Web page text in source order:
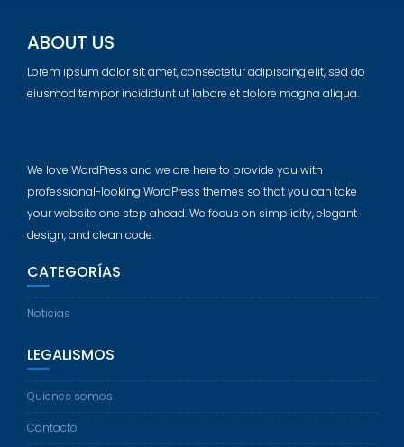
ABOUT US
Lorem ipsum dolor sit amet, consectetur adipiscing elit, sed do
eiusmod tempor incididunt ut labore et dolore magna aliqua.
We love WordPress and we are here to provide you with
professional-looking WordPress themes so that you can take
your website one step ahead. We focus on simplicity, elegant
design, and clean code.
CATEGORÍAS
Noticias
LEGALISMOS
Quienes somos
Contacto